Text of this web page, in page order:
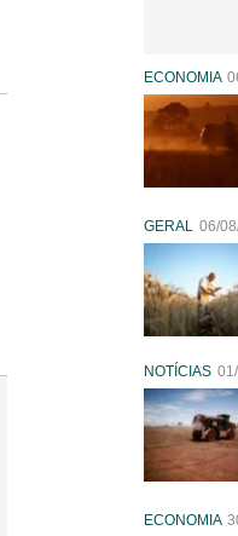
ECONOMIA
GERAL 06/
NOTÍCIAS
ECONOMIA